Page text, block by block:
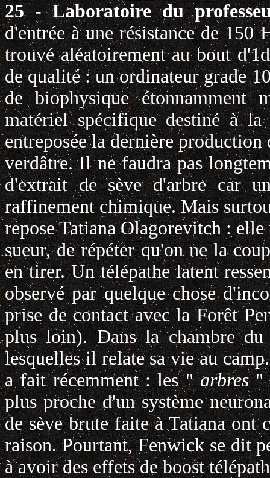
25 - Laboratoire du
d'entrée à une résistance de 150
trouvé aléatoirement au bout
de qualité : un ordinateur grade
de biophysique étonnamment
matériel spécifique destiné à
entreposée la dernière
verdâtre. Il ne faudra pas
d'extrait de sève d'arbre car
raffinement chimique. Mais
repose Tatiana Olagorevitch : elle
sueur, de répéter qu'on ne la
en tirer. Un télépathe latent
observé par quelque chose
prise de contact avec la Forêt
plus loin). Dans la chambre du
lesquelles il relate sa vie au
a fait récemment : les "arbres"
plus proche d'un système
de sève brute faite à Tatiana ont
raison. Pourtant, Fenwick se dit
à avoir des effets de boost